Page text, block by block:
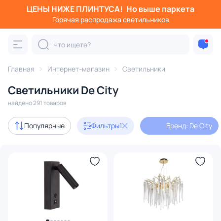
ЦЕНЫ НИЖЕ ПЛИНТУСА! Но выше паркета
Горячая распродажа светильников
Главная Интернет-магазин Светильники
Светильники De City
найдено 291 товаров
Популярные Фильтры1 Бренд: De City
Фильтры
Категория:
Люстры Подвесные светильники
Акции 48